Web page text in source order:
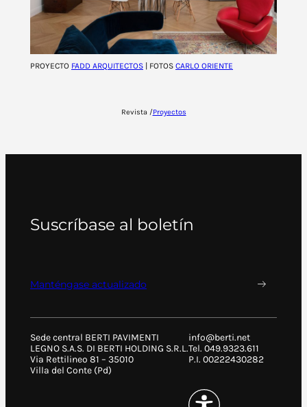
PROYECTO FADD ARQUITECTOS | FOTOS CARLO ORIENTE
Revista /Proyectos
Suscríbase al boletín
Manténgase actualizado
Sede central BERTI PAVIMENTI
LEGNO S.A.S. DI BERTI HOLDING S.R.L.
Via Rettilineo 81 – 35010
Villa del Conte (Pd)
info@berti.net
Tel. 049.9323.611
P.I. 00222430282